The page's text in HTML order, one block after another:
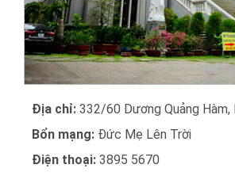
Địa chỉ: 332/60 Dương Quảng Hàm,
Bổn mạng: Đức Mẹ Lên Trời
Điện thoại: 3895 5670